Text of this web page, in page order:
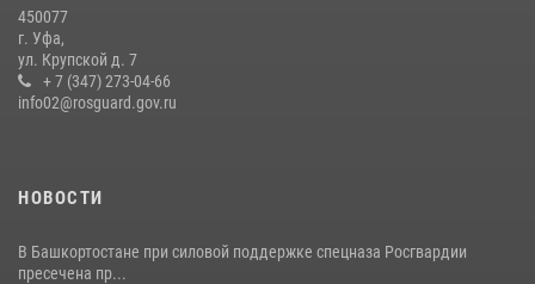
03 августа 2026, 04:41
Сотрудники вневедомственной охраны Росгвардии задержали
нарушителя после сообщения об угрозе с оружием
450077
г. Уфа,
ул. Крупской д. 7
+ 7 (347) 273-04-66
info02@rosguard.gov.ru
НОВОСТИ
В Башкортостане при силовой поддержке спецназа Росгвардии
пресечена пр...